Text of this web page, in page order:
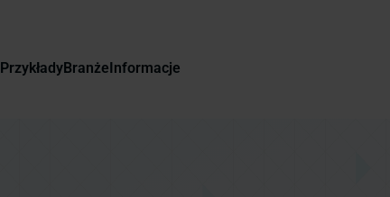
PrzykładyBranżeInformacje